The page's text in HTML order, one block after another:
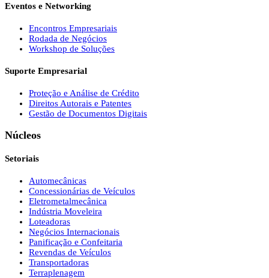
Eventos e Networking
Encontros Empresariais
Rodada de Negócios
Workshop de Soluções
Suporte Empresarial
Proteção e Análise de Crédito
Direitos Autorais e Patentes
Gestão de Documentos Digitais
Núcleos
Setoriais
Automecânicas
Concessionárias de Veículos
Eletrometalmecânica
Indústria Moveleira
Loteadoras
Negócios Internacionais
Panificação e Confeitaria
Revendas de Veículos
Transportadoras
Terraplenagem